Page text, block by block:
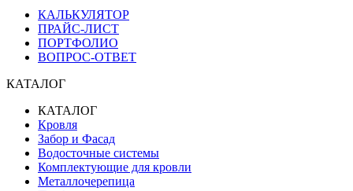
КАЛЬКУЛЯТОР
ПРАЙС-ЛИСТ
ПОРТФОЛИО
ВОПРОС-ОТВЕТ
КАТАЛОГ
КАТАЛОГ
Кровля
Забор и Фасад
Водосточные системы
Комплектующие для кровли
Металлочерепица